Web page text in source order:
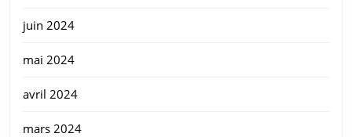
juin 2024
mai 2024
avril 2024
mars 2024